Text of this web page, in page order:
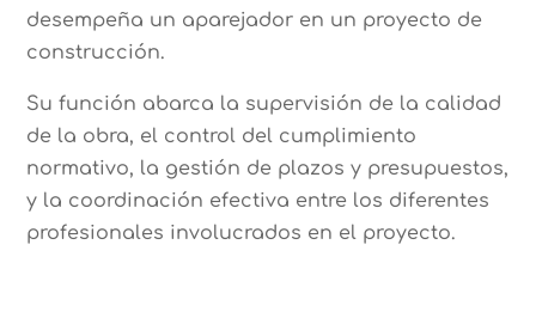
desempeña un aparejador en un proyecto de
construcción.
Su función abarca la supervisión de la calidad
de la obra, el control del cumplimiento
normativo, la gestión de plazos y presupuestos,
y la coordinación efectiva entre los diferentes
profesionales involucrados en el proyecto.